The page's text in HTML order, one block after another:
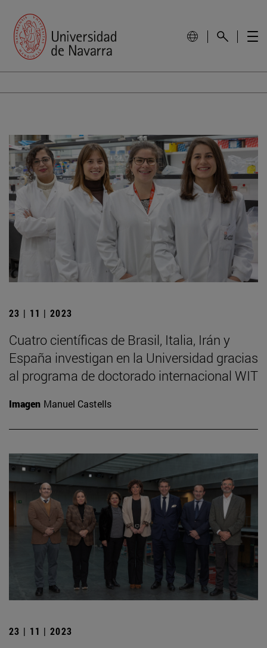
23 | 11 | 2023
Cuatro científicas de Brasil, Italia, Irán y
España investigan en la Universidad gracias
al programa de doctorado internacional WIT
Imagen Manuel Castells
23 | 11 | 2023